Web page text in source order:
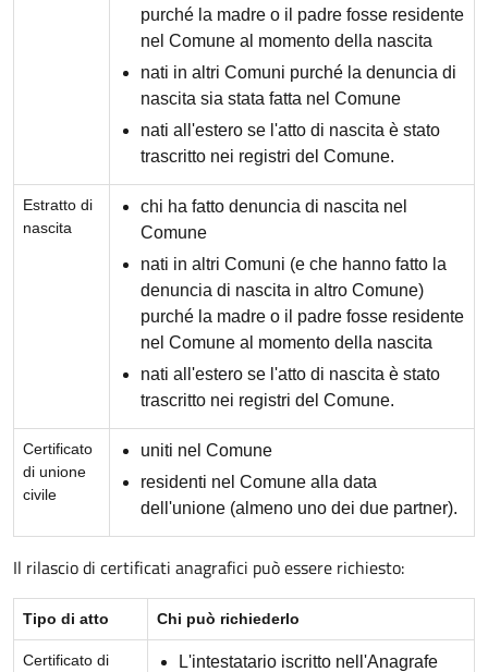
purché la madre o il padre fosse residente
nel Comune al momento della nascita
nati in altri Comuni purché la denuncia di
nascita sia stata fatta nel Comune
nati all'estero se l'atto di nascita è stato
trascritto nei registri del Comune.
Estratto di
nascita
chi ha fatto denuncia di nascita nel
Comune
nati in altri Comuni (e che hanno fatto la
denuncia di nascita in altro Comune)
purché la madre o il padre fosse residente
nel Comune al momento della nascita
nati all'estero se l'atto di nascita è stato
trascritto nei registri del Comune.
Certificato
di unione
civile
uniti nel Comune
residenti nel Comune alla data
dell'unione (almeno uno dei due partner).
Il rilascio di certificati anagrafici può essere richiesto:
Tipo di atto Chi può richiederlo
Certificato di
L'intestatario iscritto nell'Anagrafe